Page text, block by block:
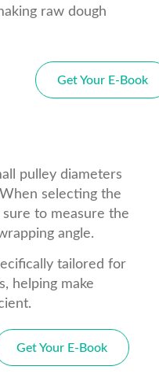
raw dough
Get Your E-Book
pulley diameters
selecting the
to measure the
angle.
tailored for
helping make
Get Your E-Book